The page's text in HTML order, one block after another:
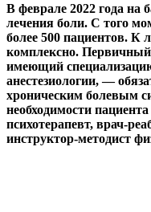
В феврале 2022 года
лечения боли. С того
более 500 пациентов. К
комплексно.
имеющий
анестезиологии, —
хроническим болевым
необходимости
психотерапевт, врач-
инструктор-методист